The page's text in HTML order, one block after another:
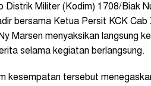
Distrik Militer (Kodim) 1708/Biak
bersama Ketua Persit KCK
Marsen menyaksikan langsung
selama kegiatan berlangsung.
kesempatan tersebut